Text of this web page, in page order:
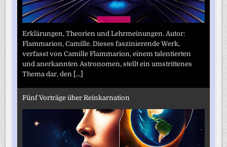
Erklärungen, Theorien und Lehrmeinungen. Autor:
Flammarion, Camille. Dieses faszinierende Werk,
verfasst von Camille Flammarion, einem talentierten
und anerkannten Astronomen, stellt ein umstrittenes
Thema dar, den [...]
Fünf Vorträge über Reinkarnation